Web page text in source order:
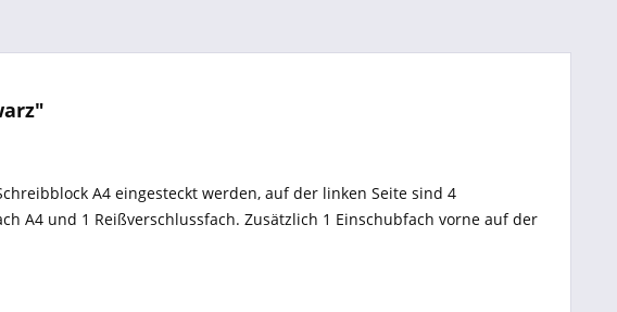
A4 eingesteckt werden, auf der linken Seite sind 4
A4 und 1 Reißverschlussfach. Zusätzlich 1 Einschubfach vorne auf der